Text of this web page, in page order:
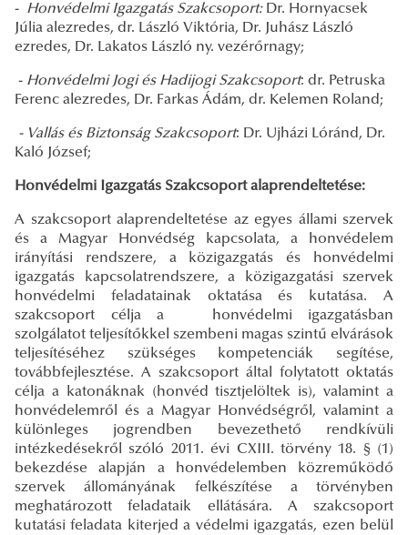
- Honvédelmi Igazgatás Szakcsoport:Dr. Hornyacsek
Júlia alezredes, dr. László Viktória, Dr. Juhász László
ezredes, Dr. Lakatos László ny. vezérőrnagy;
- Honvédelmi Jogi és Hadijogi Szakcsoport: dr. Petruska
Ferenc alezredes, Dr. Farkas Ádám, dr. Kelemen Roland;
- Vallás és Biztonság Szakcsoport: Dr. Ujházi Lóránd, Dr.
Kaló József;
Honvédelmi Igazgatás Szakcsoport alaprendeltetése:
A szakcsoport alaprendeltetése az egyes állami szervek
és a Magyar Honvédség kapcsolata, a honvédelem
irányítási rendszere, a közigazgatás és honvédelmi
igazgatás kapcsolatrendszere, a közigazgatási szervek
honvédelmi feladatainak oktatása és kutatása. A
szakcsoport célja a honvédelmi igazgatásban
szolgálatot teljesítőkkel szembeni magas szintű elvárások
teljesítéséhez szükséges kompetenciák segítése,
továbbfejlesztése. A szakcsoport által folytatott oktatás
célja a katonáknak (honvéd tisztjelöltek is), valamint a
honvédelemről és a Magyar Honvédségről, valamint a
különleges jogrendben bevezethető rendkívüli
intézkedésekről szóló 2011. évi CXIII. törvény 18. § (1)
bekezdése alapján a honvédelemben közreműködő
szervek állományának felkészítése a törvényben
meghatározott feladataik ellátására. A szakcsoport
kutatási feladata kiterjed a védelmi igazgatás, ezen belül